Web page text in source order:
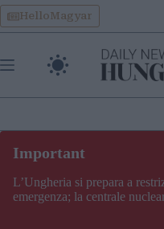
Skip
to
content
HelloMagyar
L’Ungheria si prepara a
emergenza; la centrale